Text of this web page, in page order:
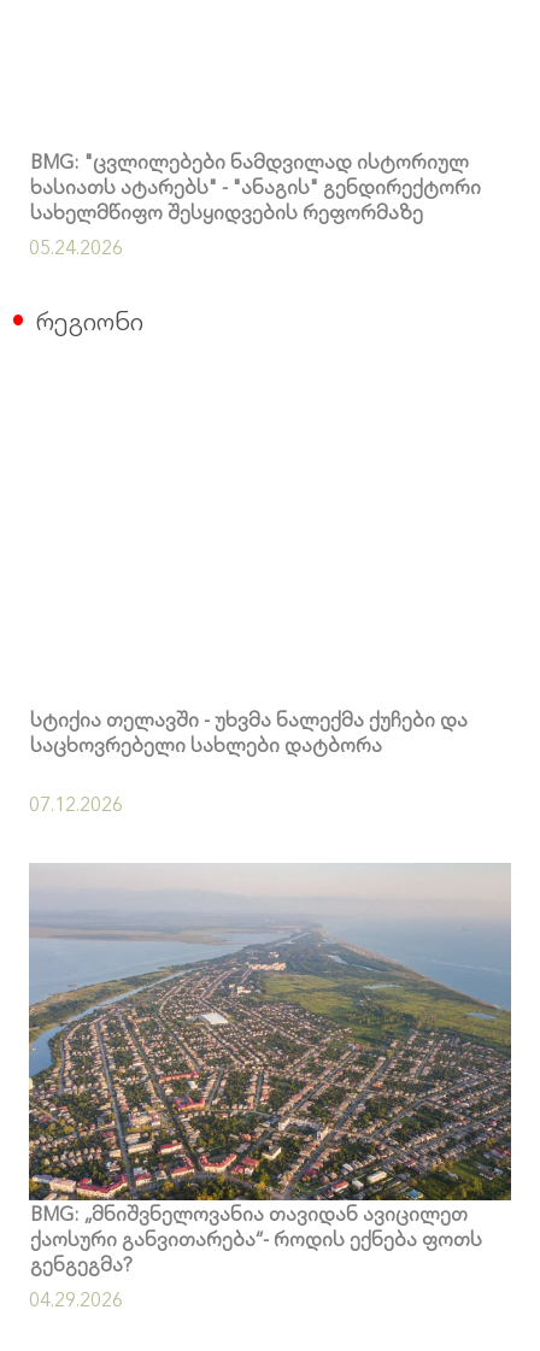
BMG: "ცვლილებები ნამდვილად ისტორიულ
ხასიათს ატარებს" - "ანაგის" გენდირექტორი
სახელმწიფო შესყიდვების რეფორმაზე
05.24.2026
რეგიონი
სტიქია თელავში - უხვმა ნალექმა ქუჩები და
საცხოვრებელი სახლები დატბორა
07.12.2026
BMG: „მნიშვნელოვანია თავიდან ავიცილეთ
ქაოსური განვითარება“- როდის ექნება ფოთს
გენგეგმა?
04.29.2026